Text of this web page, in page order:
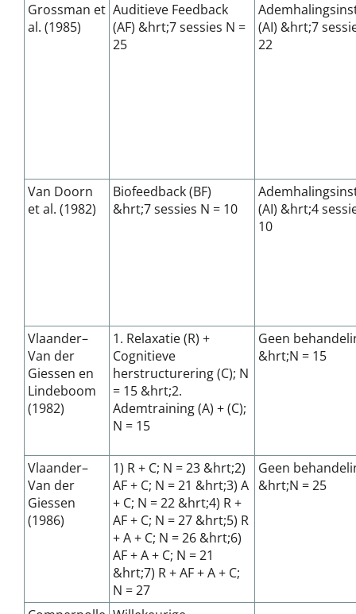
Grossman et
al. (1985)
Auditieve Feedback
(AF) &hrt;7 sessies N =
25
(AI) &hrt;7
22
Van Doorn
et al. (1982)
Biofeedback (BF)
&hrt;7 sessies N = 10
(AI) &hrt;4
10
Vlaander–
Van der
Giessen en
Lindeboom
(1982)
1. Relaxatie (R) +
Cognitieve
herstructurering (C); N
= 15 &hrt;2.
Ademtraining (A) + (C);
N = 15
Geen
&hrt;N = 15
Vlaander–
Van der
Giessen
(1986)
1) R + C; N = 23 &hrt;2)
AF + C; N = 21 &hrt;3) A
+ C; N = 22 &hrt;4) R +
AF + C; N = 27 &hrt;5) R
+ A + C; N = 26 &hrt;6)
AF + A + C; N = 21
&hrt;7) R + AF + A + C;
N = 27
Geen
&hrt;N = 25